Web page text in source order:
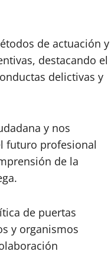
de actuación y
destacando el
delictivas y
y nos
futuro profesional
de la
de puertas
y organismos